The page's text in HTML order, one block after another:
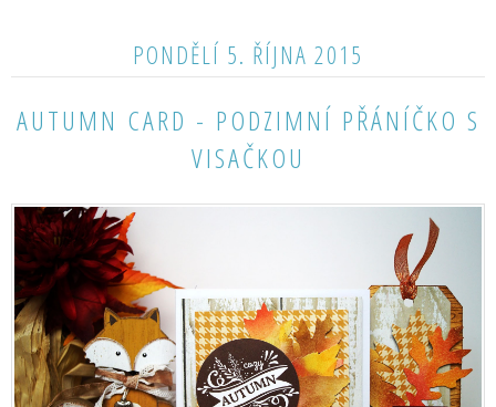
PONDĚLÍ 5. ŘÍJNA 2015
AUTUMN CARD - PODZIMNÍ PŘÁNÍČKO S
VISAČKOU